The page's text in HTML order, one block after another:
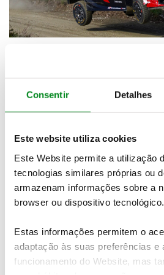
Consentir Detalhes
Este website utiliza cookies
Este Website permite a utilização
tecnologias similares próprias ou
armazenam informações sobre a
browser ou dispositivo tecnológico.
Estas informações permitem o
adaptação às suas preferências e
funcionamento do Website, mas
STAGE FLASH 5 | PAJARI
08 maio 2026